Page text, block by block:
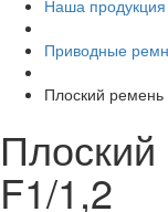
Наша продукция
Приводные
Плоский
F1/1,2